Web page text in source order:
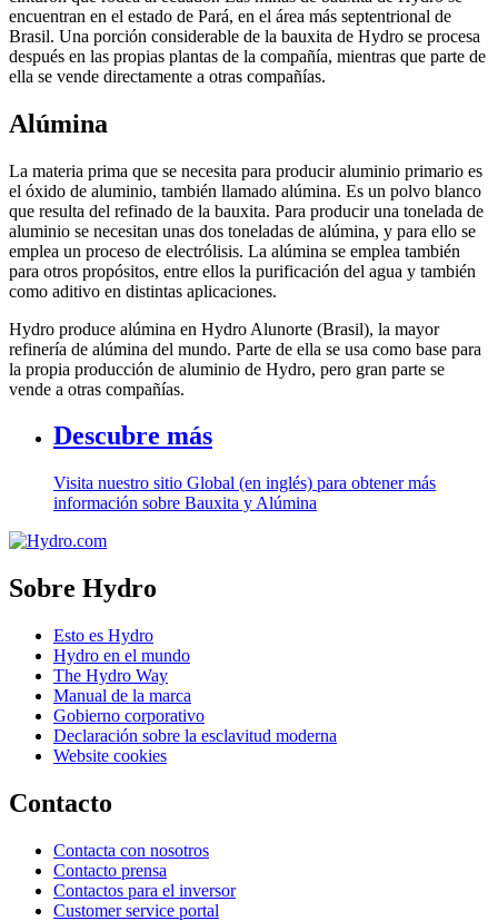
encuentran en el estado de Pará, en el área más septentrional de
Brasil. Una porción considerable de la bauxita de Hydro se procesa
después en las propias plantas de la compañía, mientras que parte de
ella se vende directamente a otras compañías.
Alúmina
La materia prima que se necesita para producir aluminio primario es
el óxido de aluminio, también llamado alúmina. Es un polvo blanco
que resulta del refinado de la bauxita. Para producir una tonelada de
aluminio se necesitan unas dos toneladas de alúmina, y para ello se
emplea un proceso de electrólisis. La alúmina se emplea también
para otros propósitos, entre ellos la purificación del agua y también
como aditivo en distintas aplicaciones.
Hydro produce alúmina en Hydro Alunorte (Brasil), la mayor
refinería de alúmina del mundo. Parte de ella se usa como base para
la propia producción de aluminio de Hydro, pero gran parte se
vende a otras compañías.
Descubre más
Visita nuestro sitio Global (en inglés) para obtener más
información sobre Bauxita y Alúmina
Sobre Hydro
Esto es Hydro
Hydro en el mundo
The Hydro Way
Manual de la marca
Gobierno corporativo
Declaración sobre la esclavitud moderna
Website cookies
Contacto
Contacta con nosotros
Contacto prensa
Contactos para el inversor
Customer service portal